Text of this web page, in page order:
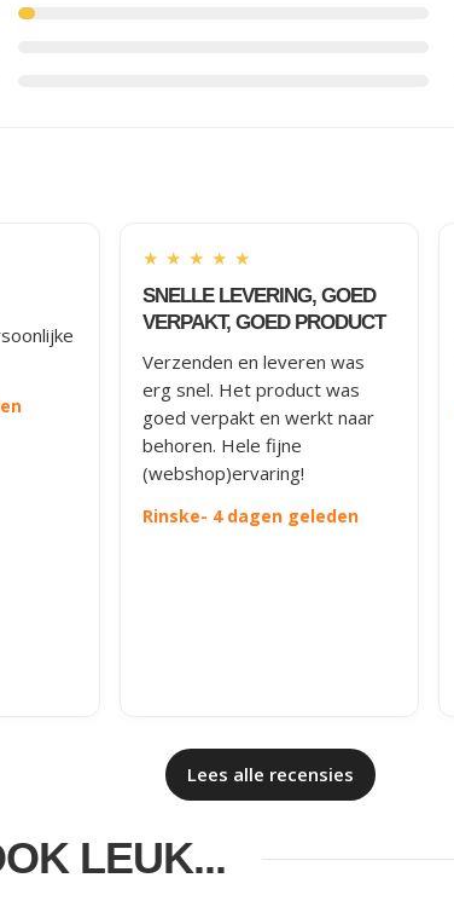
★ ★ ★ ★ ★
SNELLE LEVERING, GOED
VERPAKT, GOED PRODUCT
Verzenden en leveren was
erg snel. Het product was
goed verpakt en werkt naar
behoren. Hele fijne
(webshop)ervaring!
Rinske- 4 dagen geleden
Lees alle recensies
LEUK...